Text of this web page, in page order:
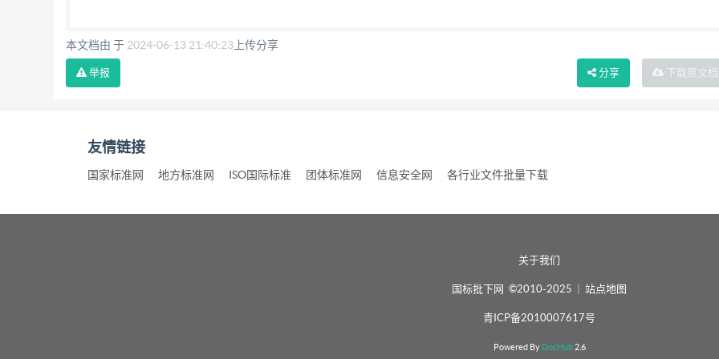
本文档由 于 2024-06-13 21:40:23 上传分享
举报 下载 原文档
分享
友情链接
国家标准网 地方标准网 ISO国际标准 团体标准网 信息安全网 各行业文件批量下载
关于我们
国标批下网 ©2010-2025 站点地图
青ICP备2010007617号
Powered By DocHub2.6